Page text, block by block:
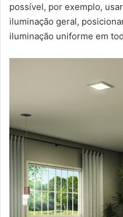
possível, por exemplo,
iluminação geral,
iluminação uniforme em